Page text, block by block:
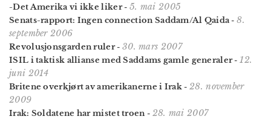
-Det Amerika vi ikke liker- 5. mai 2005
Senats-rapport: Ingen connection Saddam/Al Qaida -8.
september 2006
Revolusjonsgarden ruler- 30. mars 2007
ISIL i taktisk allianse med Saddams gamle generaler-12.
juni 2014
Britene overkjørt av amerikanerne i Irak - 28. november
2009
Irak: Soldatene har mistet troen- 28. mai 2007